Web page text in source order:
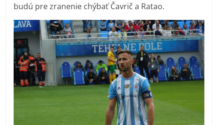
budú pre zranenie chýbať Čavrič a Ratao.